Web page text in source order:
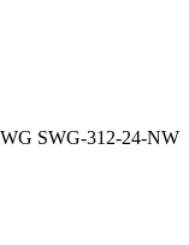
SWG-312-24-NW